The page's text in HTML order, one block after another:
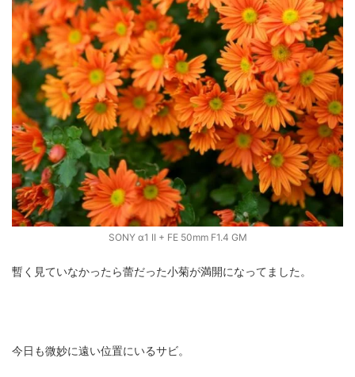
SONY α1 II + FE 50mm F1.4 GM
暫く見ていなかったら蕾だった小菊が満開になってました。
今日も微妙に遠い位置にいるサビ。